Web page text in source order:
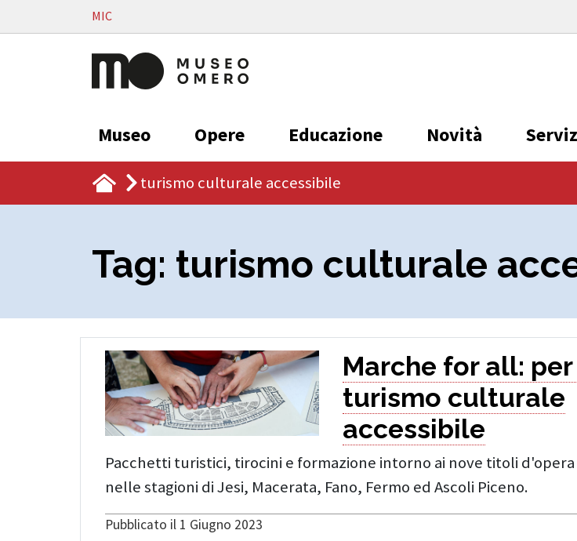
Vai al contenutoMIC
Museo Opere Educazione Novità
turismo culturale accessibile
Tag: turismo culturale
Marche for all:
turismo culturale
accessibile
Pacchetti turistici, tirocini e formazione intorno ai nove titoli d'opera
nelle stagioni di Jesi, Macerata, Fano, Fermo ed Ascoli Piceno.
Pubblicato il 1 Giugno 2023